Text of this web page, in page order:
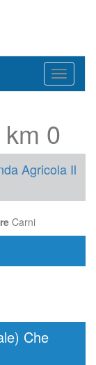
Toggle
0
Agricola Il
Carni
Che